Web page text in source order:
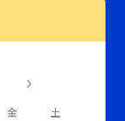
金 土